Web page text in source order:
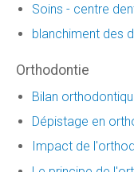
Soins - centre
blanchiment des
Orthodontie
Bilan
Dépistage en
Impact de